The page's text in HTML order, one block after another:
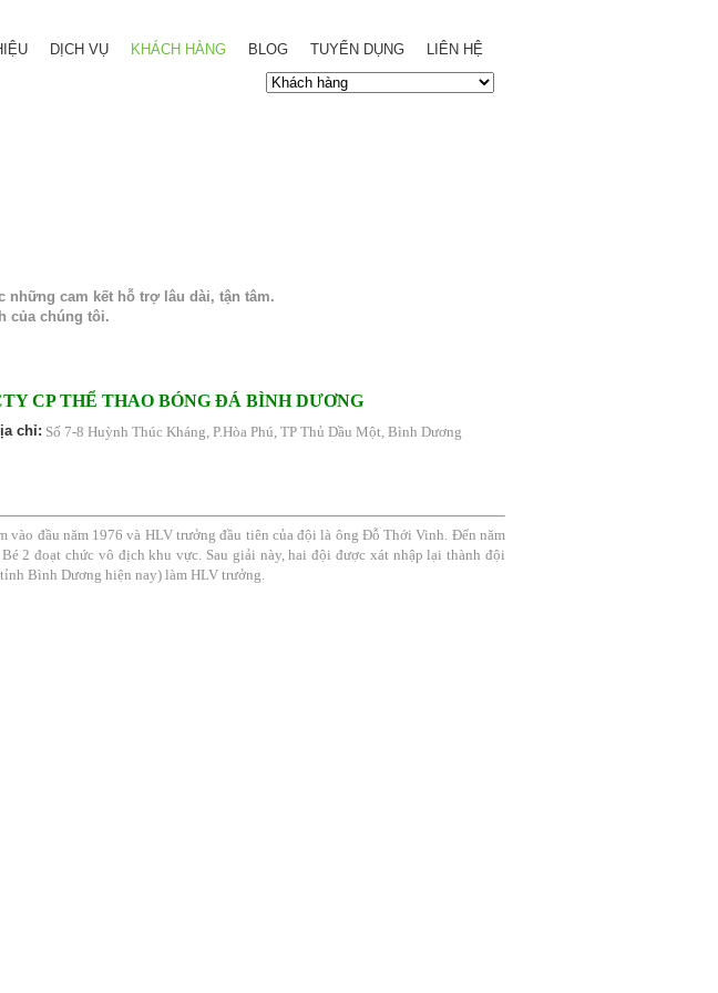
DỊCH VỤ KHÁCH HÀNG BLOG TUYỂN DỤNG LIÊN HỆ
những cam kết hỗ trợ lâu dài, tận tâm.
của chúng tôi.
CP THỂ THAO BÓNG ĐÁ BÌNH DƯƠNG
chỉ: Số 7-8 Huỳnh Thúc Kháng, P.Hòa Phú, TP Thủ Dầu Một, Bình Dương
vào đầu năm 1976 và HLV trưởng đầu tiên của đội là ông Đỗ Thới Vinh. Đến năm
2 đoạt chức vô địch khu vực. Sau giải này, hai đội được xát nhập lại thành đội
Bình Dương hiện nay) làm HLV trưởng.